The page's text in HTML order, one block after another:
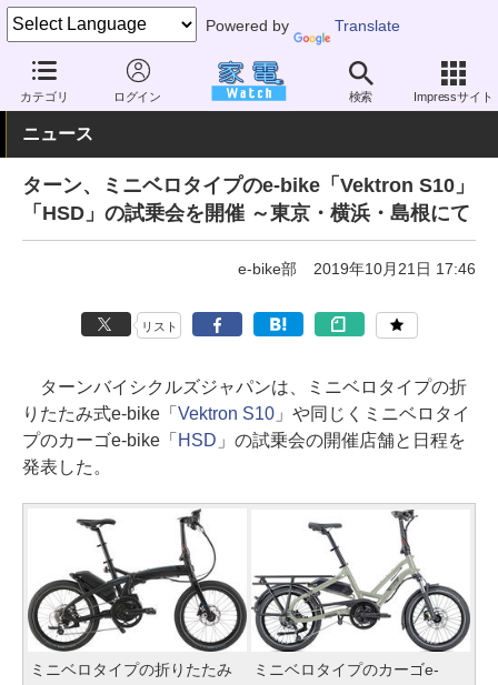
Powered by Translate
カテゴリ ログイン 検索 Impressサイト
家電 Watch その他・家電 アウトドア 電動自転車
ニュース
ターン、ミニベロタイプのe-bike「Vektron S10」
「HSD」の試乗会を開催 ～東京・横浜・島根にて
e-bike部 2019年10月21日 17:46
リスト
ターンバイシクルズジャパンは、ミニベロタイプの折
りたたみ式e-bike「 Vektron S10」や同じくミニベロタイ
プのカーゴe-bike「 HSD 」の試乗会の開催店舗と日程を
発表した。
ミニベロタイプの折りたたみ
ミニベロタイプのカーゴe-